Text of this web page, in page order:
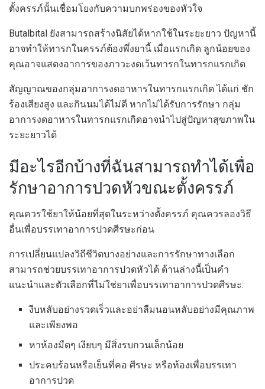
ตั้งครรภ์นั้นเชื่อมโยงกับความบกพร่องของหัวใจ
Butalbital ยังสามารถสร้างนิสัยได้หากใช้ในระยะยาว ปัญหานี้
อาจทำให้ทารกในครรภ์ต้องพึ่งยานี้ เมื่อแรกเกิด ลูกน้อยของ
คุณอาจแสดงอาการของภาวะงดเว้นทารกในทารกแรกเกิด
สัญญาณของกลุ่มอาการงดอาหารในทารกแรกเกิด ได้แก่ ชัก ​​
ร้องเสียงสูง และกินนมได้ไม่ดี หากไม่ได้รับการรักษา กลุ่ม
อาการงดอาหารในทารกแรกเกิดอาจนำไปสู่ปัญหาสุขภาพใน
ระยะยาวได้
มีอะไรอีกบ้างที่ฉันสามารถทำได้เพื่อ
รักษาอาการปวดหัวขณะตั้งครรภ์
คุณควรใช้ยาให้น้อยที่สุดในระหว่างตั้งครรภ์ คุณควรลองวิธี
อื่นเพื่อบรรเทาอาการปวดศีรษะก่อน
การเปลี่ยนแปลงวิถีชีวิตบางอย่างและการรักษาทางเลือก
สามารถช่วยบรรเทาอาการปวดหัวได้ ด้านล่างนี้เป็นคำ
แนะนำและตัวเลือกที่ไม่ใช่ยาเพื่อบรรเทาอาการปวดศีรษะ:
งีบหลับอย่างรวดเร็วและอย่าลืมนอนหลับอย่างมีคุณภาพ
และเพียงพอ
หาห้องมืดๆ เงียบๆ มีสิ่งรบกวนเล็กน้อย
ประคบร้อนหรือเย็นที่คอ ศีรษะ หรือท้องเพื่อบรรเทา
อาการปวด